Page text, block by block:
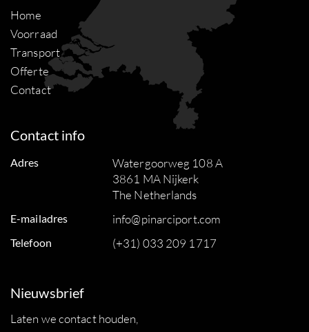
Home
Voorraad
Transport
Offerte
Contact
Contact info
Adres
Watergoorweg 108 A
3861 MA Nijkerk
The Netherlands
E-mailadres info@pinarciport.com
Telefoon (+31) 033 209 1717
Nieuwsbrief
Laten we contact houden,